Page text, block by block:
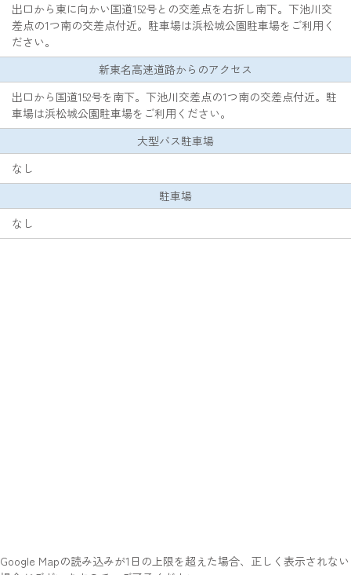
出口から東に向かい国道152号との交差点を右折し南下。下池川交
差点の1つ南の交差点付近。駐車場は浜松城公園駐車場をご利用く
ださい。
新東名高速道路からのアクセス
出口から国道152号を南下。下池川交差点の1つ南の交差点付近。駐
車場は浜松城公園駐車場をご利用ください。
大型バス駐車場
なし
駐車場
なし
Google Mapの読み込みが1日の上限を超えた場合、正しく表示されない